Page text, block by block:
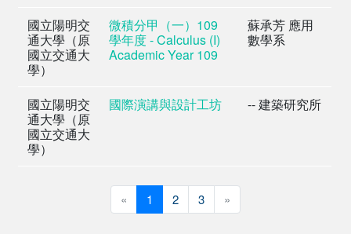
國立陽明交
通大學（原
國立交通大
學）
微積分甲（一）109
學年度 - Calculus (I)
Academic Year 109
蘇承芳 應用
數學系
國立陽明交
通大學（原
國立交通大
學）
國際演講與設計工坊 -- 建築研究所
« Previous
1 2 3 »